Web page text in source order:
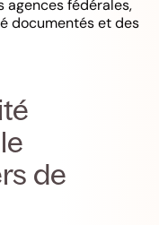
agences fédérales,
documentés et des
de